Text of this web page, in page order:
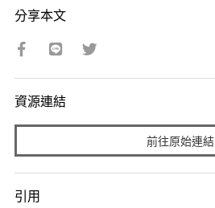
分享本文
資源連結
前往原始連結
引用